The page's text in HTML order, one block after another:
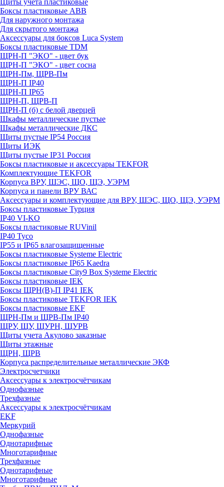
Щиты учета пластиковые
Боксы пластиковые ABB
Для наружного монтажа
Для скрытого монтажа
Аксессуары для боксов Luca System
Боксы пластиковые TDM
ЩРН-П "ЭКО" - цвет бук
ЩРН-П "ЭКО" - цвет сосна
ЩРН-Пм, ЩРВ-Пм
ЩРН-П IP40
ЩРН-П IP65
ЩРН-П, ЩРВ-П
ЩРН-П (б) с белой дверцей
Шкафы металлические пустые
Шкафы металлические ДКС
Щиты пустые IP54 Россия
Щиты ИЭК
Щиты пустые IP31 Россия
Боксы пластиковые и аксессуары TEKFOR
Комплектующие TEKFOR
Корпуса ВРУ, ШЭС, ЩО, ЩЭ, УЭРМ
Корпуса и панели ВРУ ВАС
Аксессуары и комплектующие для ВРУ, ШЭС, ЩО, ЩЭ, УЭРМ
Боксы пластиковые Турция
IP40 VI-KO
Боксы пластиковые RUVinil
IP40 Тусо
IP55 и IP65 влагозащищенные
Боксы пластиковые Systeme Electric
Боксы пластиковые IP65 Kaedra
Боксы пластиковые City9 Box Systeme Electric
Боксы пластиковые IEK
Боксы ЩРН(В)-П IP41 IEK
Боксы пластиковые TEKFOR IEK
Боксы пластиковые EKF
ЩРН-Пм и ЩРВ-Пм IP40
ЩРУ, ЩУ, ЩУРН, ЩУРВ
Щиты учета Акулово заказные
Щиты этажные
ЩРН, ЩРВ
Корпуса распределительные металлические ЭКФ
Электросчетчики
Аксессуары к электросчётчикам
Однофазные
Трехфазные
Аксессуары к электросчётчикам
EKF
Меркурий
Однофазные
Однотарифные
Многотарифные
Трехфазные
Однотарифные
Многотарифные